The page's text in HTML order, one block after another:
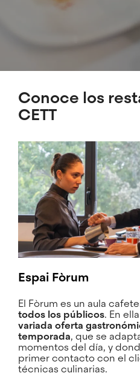
Conoce los
CETT
Espai Fòrum
El Fòrum es un aula
todos los públicos. En
variada oferta
temporada, que se
momentos del día, y
primer contacto con el
técnicas culinarias.